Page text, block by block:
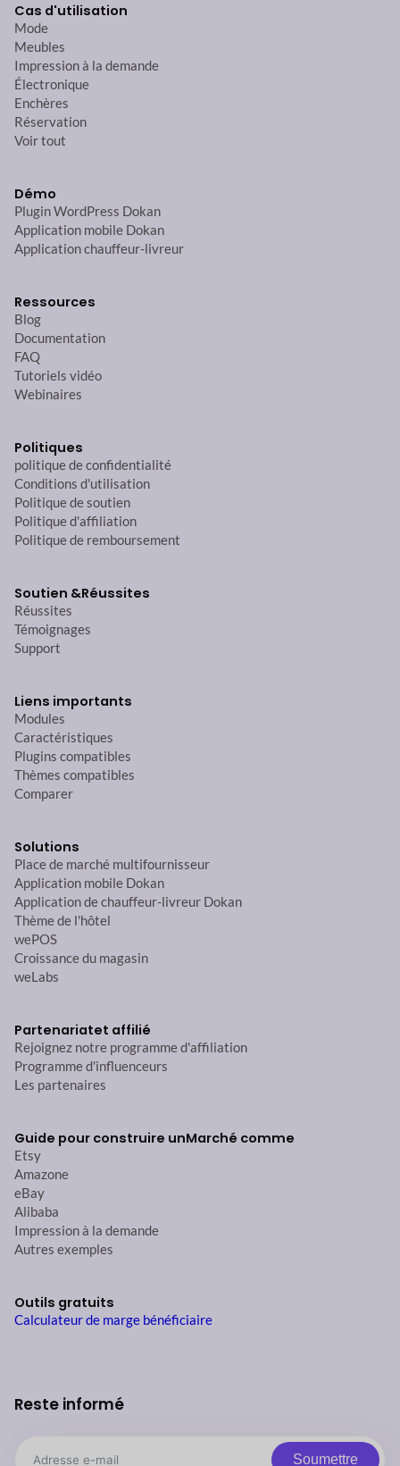
Cas d'utilisation
Mode
Meubles
Impression à la demande
Électronique
Enchères
Réservation
Voir tout
Démo
Plugin WordPress Dokan
Application mobile Dokan
Application chauffeur-livreur
Ressources
Blog
Documentation
FAQ
Tutoriels vidéo
Webinaires
Politiques
politique de confidentialité
Conditions d'utilisation
Politique de soutien
Politique d'affiliation
Politique de remboursement
Soutien &Réussites
Réussites
Témoignages
Support
Liens importants
Modules
Caractéristiques
Plugins compatibles
Thèmes compatibles
Comparer
Solutions
Place de marché multifournisseur
Application mobile Dokan
Application de chauffeur-livreur Dokan
Thème de l'hôtel
wePOS
Croissance du magasin
weLabs
Partenariatet affilié
Rejoignez notre programme d'affiliation
Programme d'influenceurs
Les partenaires
Guide pour construire unMarché comme
Etsy
Amazone
eBay
Alibaba
Impression à la demande
Autres exemples
Outils gratuits
Calculateur de marge bénéficiaire
Reste informé
Soumettre